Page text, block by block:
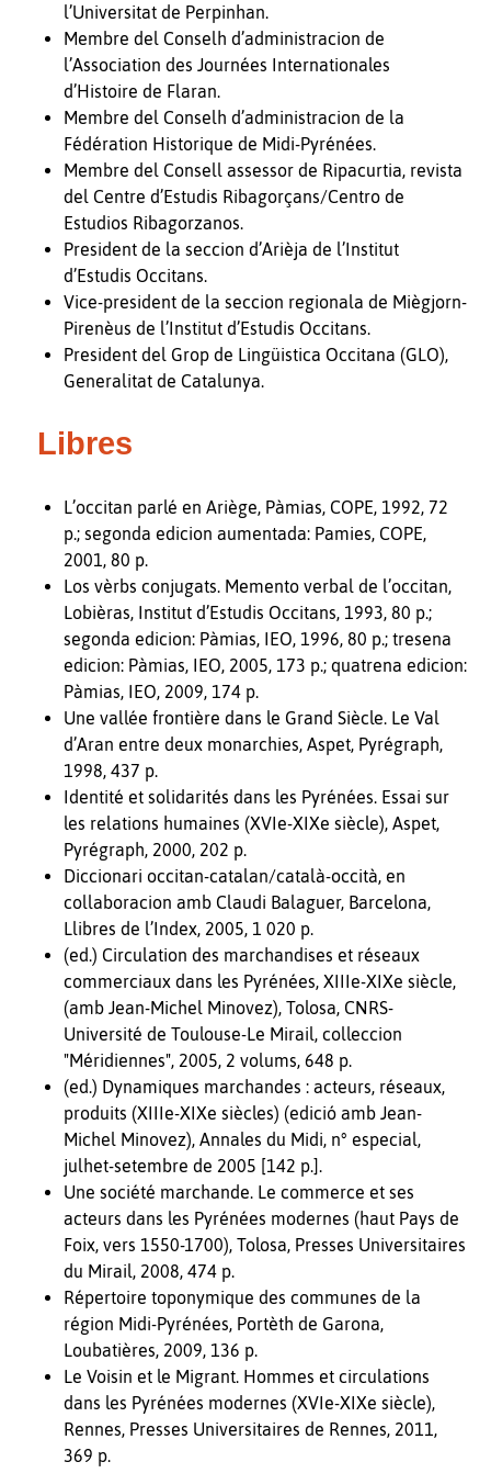
l’Universitat de Perpinhan.
Membre del Conselh d’administracion de
l’Association des Journées Internationales
d’Histoire de Flaran.
Membre del Conselh d’administracion de la
Fédération Historique de Midi-Pyrénées.
Membre del Consell assessor de Ripacurtia, revista
del Centre d’Estudis Ribagorçans/Centro de
Estudios Ribagorzanos.
President de la seccion d’Arièja de l’Institut
d’Estudis Occitans.
Vice-president de la seccion regionala de Miègjorn-
Pirenèus de l’Institut d’Estudis Occitans.
President del Grop de Lingüistica Occitana (GLO),
Generalitat de Catalunya.
Libres
L’occitan parlé en Ariège, Pàmias, COPE, 1992, 72
p.; segonda edicion aumentada: Pamies, COPE,
2001, 80 p.
Los vèrbs conjugats. Memento verbal de l’occitan,
Lobièras, Institut d’Estudis Occitans, 1993, 80 p.;
segonda edicion: Pàmias, IEO, 1996, 80 p.; tresena
edicion: Pàmias, IEO, 2005, 173 p.; quatrena edicion:
Pàmias, IEO, 2009, 174 p.
Une vallée frontière dans le Grand Siècle. Le Val
d’Aran entre deux monarchies, Aspet, Pyrégraph,
1998, 437 p.
Identité et solidarités dans les Pyrénées. Essai sur
les relations humaines (XVIe-XIXe siècle), Aspet,
Pyrégraph, 2000, 202 p.
Diccionari occitan-catalan/català-occità, en
collaboracion amb Claudi Balaguer, Barcelona,
Llibres de l’Index, 2005, 1 020 p.
(ed.) Circulation des marchandises et réseaux
commerciaux dans les Pyrénées, XIIIe-XIXe siècle,
(amb Jean-Michel Minovez), Tolosa, CNRS-
Université de Toulouse-Le Mirail, colleccion
"Méridiennes", 2005, 2 volums, 648 p.
(ed.) Dynamiques marchandes : acteurs, réseaux,
produits (XIIIe-XIXe siècles) (edició amb Jean-
Michel Minovez), Annales du Midi, n° especial,
julhet-setembre de 2005 [142 p.].
Une société marchande. Le commerce et ses
acteurs dans les Pyrénées modernes (haut Pays de
Foix, vers 1550-1700), Tolosa, Presses Universitaires
du Mirail, 2008, 474 p.
Répertoire toponymique des communes de la
région Midi-Pyrénées, Portèth de Garona,
Loubatières, 2009, 136 p.
Le Voisin et le Migrant. Hommes et circulations
dans les Pyrénées modernes (XVIe-XIXe siècle),
Rennes, Presses Universitaires de Rennes, 2011,
369 p.